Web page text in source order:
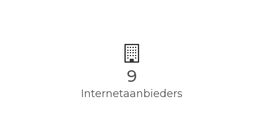
9
Internetaanbieders